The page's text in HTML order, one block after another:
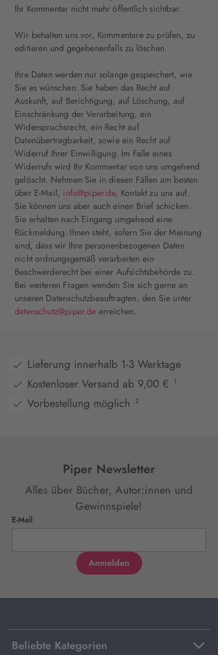
Ihr Kommentar nicht mehr öffentlich sichtbar.
Wir behalten uns vor, Kommentare zu prüfen, zu
editieren und gegebenenfalls zu löschen.
Ihre Daten werden nur solange gespeichert, wie
Sie es wünschen. Sie haben das Recht auf
Auskunft, auf Berichtigung, auf Löschung, auf
Einschränkung der Verarbeitung, ein
Widerspruchsrecht, ein Recht auf
Datenübertragbarkeit, sowie ein Recht auf
Widerruf Ihrer Einwilligung. Im Falle eines
Widerrufs wird Ihr Kommentar von uns umgehend
gelöscht. Nehmen Sie in diesen Fällen am besten
über E-Mail, info@piper.de, Kontakt zu uns auf.
Sie können uns aber auch einen Brief schicken.
Sie erhalten nach Eingang umgehend eine
Rückmeldung. Ihnen steht, sofern Sie der Meinung
sind, dass wir Ihre personenbezogenen Daten
nicht ordnungsgemäß verarbeiten ein
Beschwerderecht bei einer Aufsichtsbehörde zu.
Bei weiteren Fragen wenden Sie sich gerne an
unseren Datenschutzbeauftragten, den Sie unter
datenschutz@piper.de erreichen.
Lieferung innerhalb 1-3 Werktage
Kostenloser Versand ab 9,00 €
1
Vorbestellung möglich 2
Piper Newsletter
Alles über Bücher, Autor:innen und
Gewinnspiele!
E-Mail
Beliebte Kategorien